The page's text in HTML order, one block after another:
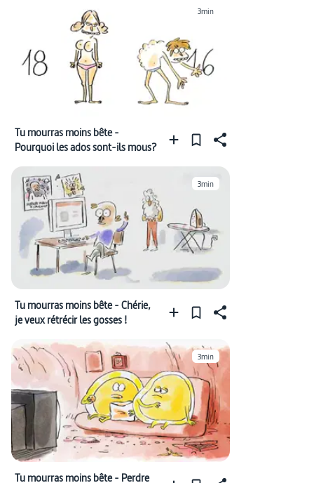
3min
Tu mourras moins bête -
Pourquoi les ados sont-ils mous?
3min
Tu mourras moins bête - Chérie,
je veux rétrécir les gosses !
3min
Tu mourras moins bête - Perdre